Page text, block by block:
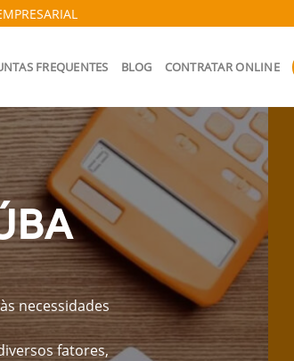
FREQUENTES BLOG CONTRATAR ONLINE
necessidades
fatores,